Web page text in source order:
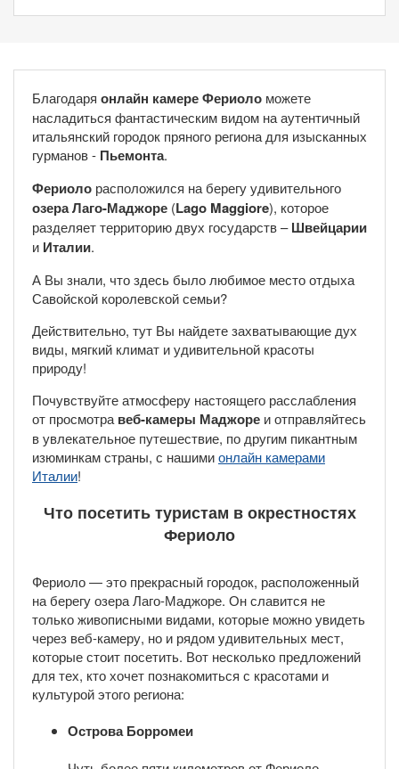
Благодаря онлайн камере Фериоло можете
насладиться фантастическим видом на аутентичный
итальянский городок пряного региона для изысканных
гурманов - Пьемонта.
Фериоло расположился на берегу удивительного
озера Лаго-Маджоре (Lago Maggiore), которое
разделяет территорию двух государств –Швейцарии
и Италии.
А Вы знали, что здесь было любимое место отдыха
Савойской королевской семьи?
Действительно, тут Вы найдете захватывающие дух
виды, мягкий климат и удивительной красоты
природу!
Почувствуйте атмосферу настоящего расслабления
от просмотра веб-камеры Маджоре и отправляйтесь
в увлекательное путешествие, по другим пикантным
изюминкам страны, с нашимионлайн камерами
Италии!
Что посетить туристам в окрестностях
Фериоло
Фериоло — это прекрасный городок, расположенный
на берегу озера Лаго-Маджоре. Он славится не
только живописными видами, которые можно увидеть
через веб-камеру, но и рядом удивительных мест,
которые стоит посетить. Вот несколько предложений
для тех, кто хочет познакомиться с красотами и
культурой этого региона:
Острова Борромеи